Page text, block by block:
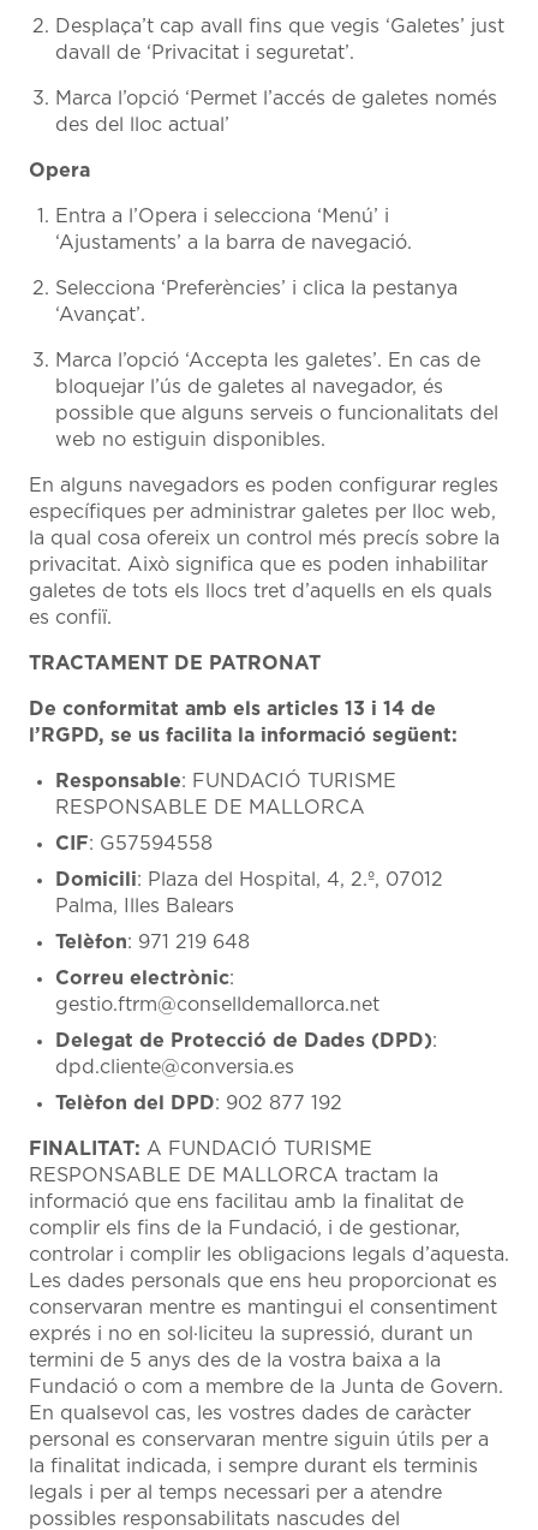
Desplaça’t cap avall fins que vegis ‘Galetes’ just
davall de ‘Privacitat i seguretat’.
Marca l’opció ‘Permet l’accés de galetes només
des del lloc actual’
Opera
Entra a l’Opera i selecciona ‘Menú’ i
‘Ajustaments’ a la barra de navegació.
Selecciona ‘Preferències’ i clica la pestanya
‘Avançat’.
Marca l’opció ‘Accepta les galetes’. En cas de
bloquejar l’ús de galetes al navegador, és
possible que alguns serveis o funcionalitats del
web no estiguin disponibles.
En alguns navegadors es poden configurar regles
específiques per administrar galetes per lloc web,
la qual cosa ofereix un control més precís sobre la
privacitat. Això significa que es poden inhabilitar
galetes de tots els llocs tret d’aquells en els quals
es confiï.
TRACTAMENT DE PATRONAT
De conformitat amb els articles 13 i 14 de
l’RGPD, se us facilita la informació següent:
Responsable: FUNDACIÓ TURISME
RESPONSABLE DE MALLORCA
CIF: G57594558
Domicili: Plaza del Hospital, 4, 2.º, 07012
Palma, Illes Balears
Telèfon: 971 219 648
Correu electrònic:
gestio.ftrm@conselldemallorca.net
Delegat de Protecció de Dades (DPD):
dpd.cliente@conversia.es
Telèfon del DPD: 902 877 192
FINALITAT: A FUNDACIÓ TURISME
RESPONSABLE DE MALLORCA tractam la
informació que ens facilitau amb la finalitat de
complir els fins de la Fundació, i de gestionar,
controlar i complir les obligacions legals d’aquesta.
Les dades personals que ens heu proporcionat es
conservaran mentre es mantingui el consentiment
exprés i no en sol·liciteu la supressió, durant un
termini de 5 anys des de la vostra baixa a la
Fundació o com a membre de la Junta de Govern.
En qualsevol cas, les vostres dades de caràcter
personal es conservaran mentre siguin útils per a
la finalitat indicada, i sempre durant els terminis
legals i per al temps necessari per a atendre
possibles responsabilitats nascudes del